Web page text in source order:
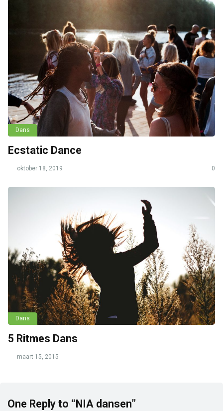
Dans
Ecstatic Dance
oktober 18, 2019 0
Dans
5 Ritmes Dans
maart 15, 2015
One Reply to “NIA dansen”